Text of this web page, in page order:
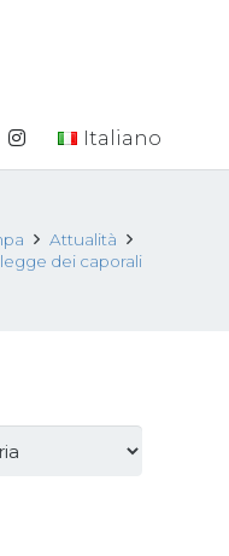
Italiano
Attualità
dei caporali